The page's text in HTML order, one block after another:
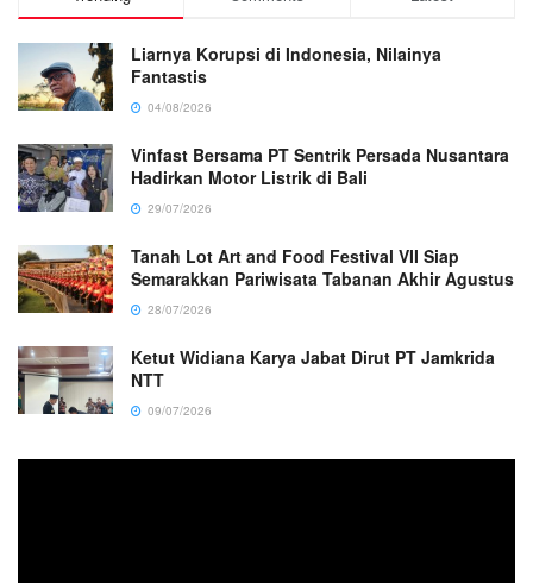
Liarnya Korupsi di Indonesia, Nilainya
Fantastis
04/08/2026
Vinfast Bersama PT Sentrik Persada Nusantara
Hadirkan Motor Listrik di Bali
29/07/2026
Tanah Lot Art and Food Festival VII Siap
Semarakkan Pariwisata Tabanan Akhir Agustus
28/07/2026
Ketut Widiana Karya Jabat Dirut PT Jamkrida
NTT
09/07/2026